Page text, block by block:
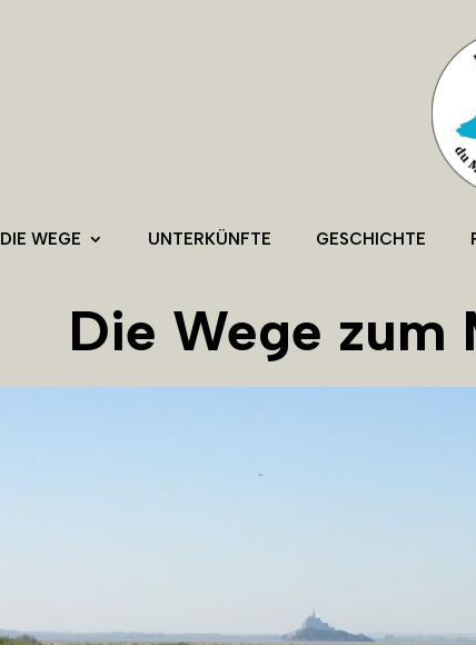
DIE WEGE UNTERKÜNFTE GESCHICHTE
Die Wege